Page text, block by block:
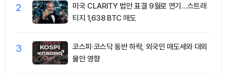
2
미국 CLARITY 법안 표결 9월로 연기…스트래
티지 1,638 BTC 매도
3
코스피·코스닥 동반 하락, 외국인 매도세와 대외
불안 영향